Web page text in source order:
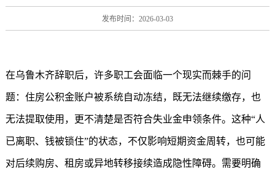
发布时间：2026-03-03
在乌鲁木齐辞职后，许多职工会面临一个现实而棘手的问
题：住房公积金账户被系统自动冻结，既无法继续缴存，也
无法提取使用，更不清楚是否符合失业金申领条件。这种“人
已离职、钱被锁住”的状态，不仅影响短期资金周转，也可能
对后续购房、租房或异地转移接续造成隐性障碍。需要明确